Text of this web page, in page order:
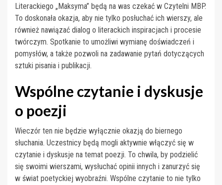
Literackiego „Maksyma” będą na was czekać w Czytelni MBP.
To doskonała okazja, aby nie tylko posłuchać ich wierszy, ale
również nawiązać dialog o literackich inspiracjach i procesie
twórczym. Spotkanie to umożliwi wymianę doświadczeń i
pomysłów, a także pozwoli na zadawanie pytań dotyczących
sztuki pisania i publikacji.
Wspólne czytanie i dyskusje
o poezji
Wieczór ten nie będzie wyłącznie okazją do biernego
słuchania. Uczestnicy będą mogli aktywnie włączyć się w
czytanie i dyskusje na temat poezji. To chwila, by podzielić
się swoimi wierszami, wysłuchać opinii innych i zanurzyć się
w świat poetyckiej wyobraźni. Wspólne czytanie to nie tylko